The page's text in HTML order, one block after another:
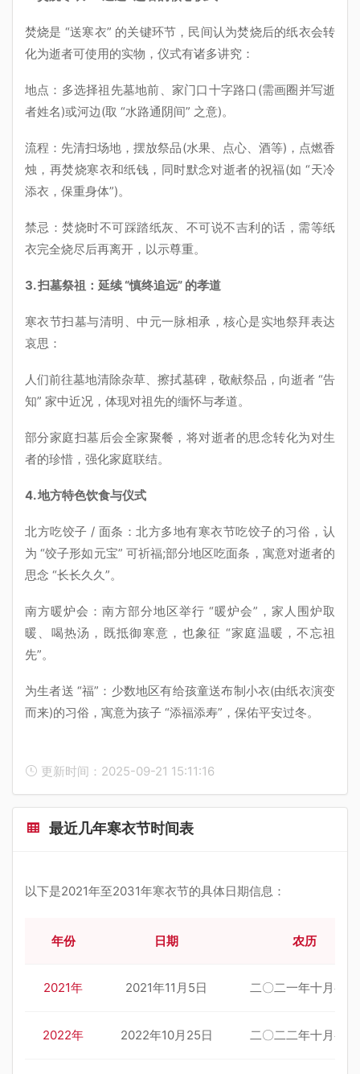
焚烧是 “送寒衣” 的关键环节，民间认为焚烧后的纸衣会转
化为逝者可使用的实物，仪式有诸多讲究：
地点：多选择祖先墓地前、家门口十字路口(需画圈并写逝
者姓名)或河边(取 “水路通阴间” 之意)。
流程：先清扫场地，摆放祭品(水果、点心、酒等)，点燃香
烛，再焚烧寒衣和纸钱，同时默念对逝者的祝福(如 “天冷
添衣，保重身体”)。
禁忌：焚烧时不可踩踏纸灰、不可说不吉利的话，需等纸
衣完全烧尽后再离开，以示尊重。
3. 扫墓祭祖：延续 “慎终追远” 的孝道
寒衣节扫墓与清明、中元一脉相承，核心是实地祭拜表达
哀思：
人们前往墓地清除杂草、擦拭墓碑，敬献祭品，向逝者 “告
知” 家中近况，体现对祖先的缅怀与孝道。
部分家庭扫墓后会全家聚餐，将对逝者的思念转化为对生
者的珍惜，强化家庭联结。
4. 地方特色饮食与仪式
北方吃饺子 / 面条：北方多地有寒衣节吃饺子的习俗，认
为 “饺子形如元宝” 可祈福;部分地区吃面条，寓意对逝者的
思念 “长长久久”。
南方暖炉会：南方部分地区举行 “暖炉会”，家人围炉取
暖、喝热汤，既抵御寒意，也象征 “家庭温暖，不忘祖
先”。
为生者送 “福”：少数地区有给孩童送布制小衣(由纸衣演变
而来)的习俗，寓意为孩子 “添福添寿”，保佑平安过冬。
更新时间：2025-09-21 15:11:16
最近几年寒衣节时间表
以下是2021年至2031年寒衣节的具体日期信息：
年份 日期 农历
2021年 2021年11月5日 二〇二一年十月初一
2022年 2022年10月25日 二〇二二年十月初一